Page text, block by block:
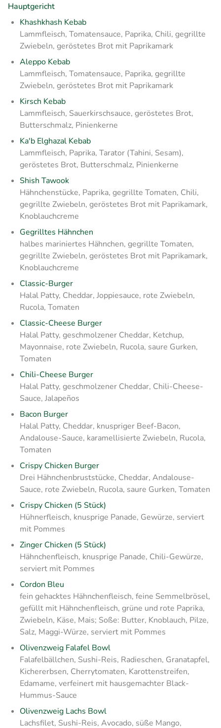
Hauptgericht
Khashkhash Kebab
Lammfleisch, Tomatensauce, Paprika, Chili, gegrillte
Zwiebeln, geröstetes Brot mit Paprikamark
Aleppo Kebab
Lammfleisch, Tomatensauce, Paprika, gegrillte
Zwiebeln, geröstetes Brot mit Paprikamark
Kirsch Kebab
Lammfleisch, Sauerkirschsauce, geröstetes Brot,
Butterschmalz, Pinienkerne
Ka'b Elghazal Kebab
Lammfleisch, Paprika, Tarator (Tahini, Sesam),
geröstetes Brot, Butterschmalz, Pinienkerne
Shish Tawook
Hähnchenstücke, Paprika, gegrillte Tomaten, Chili,
gegrillte Zwiebeln, geröstetes Brot mit Paprikamark,
Knoblauchcreme
Gegrilltes Hähnchen
halbes mariniertes Hähnchen, gegrillte Tomaten,
gegrillte Zwiebeln, geröstetes Brot mit Paprikamark,
Knoblauchcreme
Classic-Burger
Halal Patty, Cheddar, Joppiesauce, rote Zwiebeln,
Rucola, Tomaten
Classic-Cheese Burger
Halal Patty, geschmolzener Cheddar, Ketchup,
Mayonnaise, rote Zwiebeln, Rucola, saure Gurken,
Tomaten
Chili-Cheese Burger
Halal Patty, geschmolzener Cheddar, Chili-Cheese-
Sauce, Jalapeños
Bacon Burger
Halal Patty, Cheddar, knuspriger Beef-Bacon,
Andalouse-Sauce, karamellisierte Zwiebeln, Rucola,
Tomaten
Crispy Chicken Burger
Drei Hähnchenbruststücke, Cheddar, Andalouse-
Sauce, rote Zwiebeln, Rucola, saure Gurken, Tomaten
Crispy Chicken (5 Stück)
Hühnerfleisch, knusprige Panade, Gewürze, serviert
mit Pommes
Zinger Chicken (5 Stück)
Hähnchenfleisch, knusprige Panade, Chili-Gewürze,
serviert mit Pommes
Cordon Bleu
fein gehacktes Hähnchenfleisch, feine Semmelbrösel,
gefüllt mit Hähnchenfleisch, grüne und rote Paprika,
Zwiebeln, Käse, Mais; Soße: Butter, Knoblauch, Pilze,
Salz, Maggi-Würze, serviert mit Pommes
Olivenzweig Falafel Bowl
Falafelbällchen, Sushi-Reis, Radieschen, Granatapfel,
Kichererbsen, Cherrytomaten, Karottenstreifen,
Edamame, verfeinert mit hausgemachter Black-
Hummus-Sauce
Olivenzweig Lachs Bowl
Lachsfilet, Sushi-Reis, Avocado, süße Mango,